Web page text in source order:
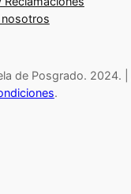
de Posgrado. 2024. |
.